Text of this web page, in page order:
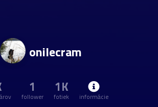
onilecram
1
follower
1K
fotiek informácie